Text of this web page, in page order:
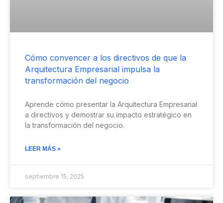
Cómo convencer a los directivos de que la
Arquitectura Empresarial impulsa la
transformación del negocio
Aprende cómo presentar la Arquitectura Empresarial
a directivos y demostrar su impacto estratégico en
la transformación del negocio.
LEER MÁS »
septiembre 15, 2025